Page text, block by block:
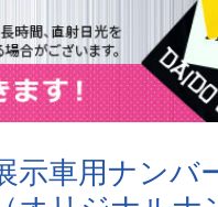
示車用ナンバ